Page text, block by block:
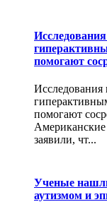
помогают
Исследования
помогают
Американские
заявили, чт...
Ученые
аутизмом и